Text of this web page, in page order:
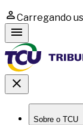
Carregando
Sobre o TCU